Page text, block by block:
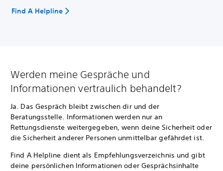
Find A Helpline
Werden meine Gespräche und
Informationen vertraulich behandelt?
Ja. Das Gespräch bleibt zwischen dir und der
Beratungsstelle. Informationen werden nur an
Rettungsdienste weitergegeben, wenn deine Sicherheit oder
die Sicherheit anderer Personen unmittelbar gefährdet ist.
Find A Helpline dient als Empfehlungsverzeichnis und gibt
deine persönlichen Informationen oder Gesprächsinhalte